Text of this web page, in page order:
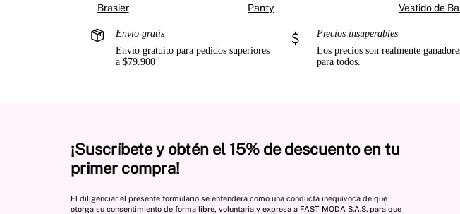
Brasier Panty Vestido de
Envío gratis
Envío gratuito para pedidos superiores
a $79.900
Precios insuperables
Los precios son realmente
para todos.
¡Suscríbete y obtén el 15% de descuento en tu
primer compra!
El diligenciar el presente formulario se entenderá como una conducta inequívoca de que
otorga su consentimiento de forma libre, voluntaria y expresa a FAST MODA S.A.S. para que